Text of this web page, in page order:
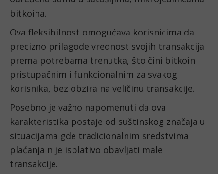
bitkoina.
Ova fleksibilnost omogućava korisnicima da
precizno prilagode vrednost svojih transakcija
prema potrebama trenutka, što čini bitkoin
pristupačnim i funkcionalnim za svakog
korisnika, bez obzira na veličinu transakcije.
Posebno je važno napomenuti da ova
karakteristika postaje od suštinskog značaja u
situacijama gde tradicionalnim sredstvima
plaćanja nije isplativo obavljati male
transakcije.